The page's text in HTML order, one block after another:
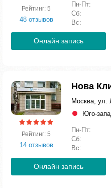
Рейтинг: 5
48 отзывов
Пн-Пт:
Сб:
Вс:
Онлайн запись
Рейтинг: 5
14 отзывов
Нова
Москва, ул.
Юго-
Пн-Пт:
Сб:
Вс:
Онлайн запись